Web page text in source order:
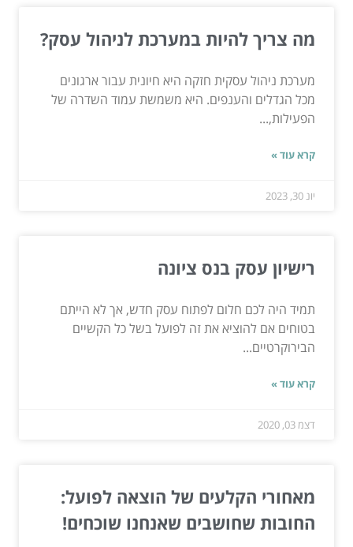
מה צריך להיות במערכת לניהול עסק?
מערכת ניהול עסקית חזקה היא חיונית עבור ארגונים
מכל הגדלים והענפים. היא משמשת עמוד השדרה של
הפעילות,...
קרא עוד »
יונ 30, 2023
רישיון עסק בנס ציונה
תמיד היה לכם חלום לפתוח עסק חדש, אך לא הייתם
בטוחים אם להוציא את זה לפועל בשל כל הקשיים
הבירוקרטיים...
קרא עוד »
דצמ 03, 2020
מאחורי הקלעים של הוצאה לפועל:
החובות שחושבים שאנחנו שוכחים!